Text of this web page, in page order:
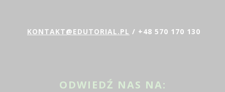
KONTAKT@EDUTORIAL.PL / +48 570 170 130
ODWIEDŹ NAS NA: